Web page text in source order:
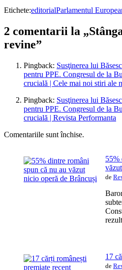
Etichete:editorialParlamentul
2 comentarii la
revine”
Pingback: Susţinerea lui
pentru PPE. Congresul de la
crucială | Cele mai noi stiri ale
Pingback: Susţinerea lui
pentru PPE. Congresul de la
crucială | Revista Performanta
Comentariile sunt închise.
55%
de
17
de